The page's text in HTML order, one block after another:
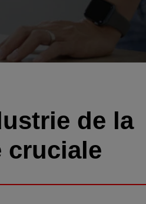
de la
cruciale